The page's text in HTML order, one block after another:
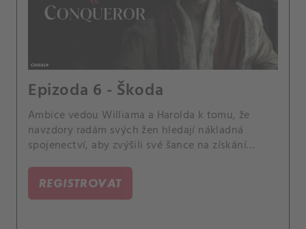
Epizoda 6 - Škoda
Ambice vedou Williama a Harolda k tomu, že
navzdory radám svých žen hledají nákladná
spojenectví, aby zvýšili své šance na získání
REGISTROVAT